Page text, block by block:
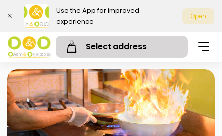
Use the App for improved
experience
Open
Select address